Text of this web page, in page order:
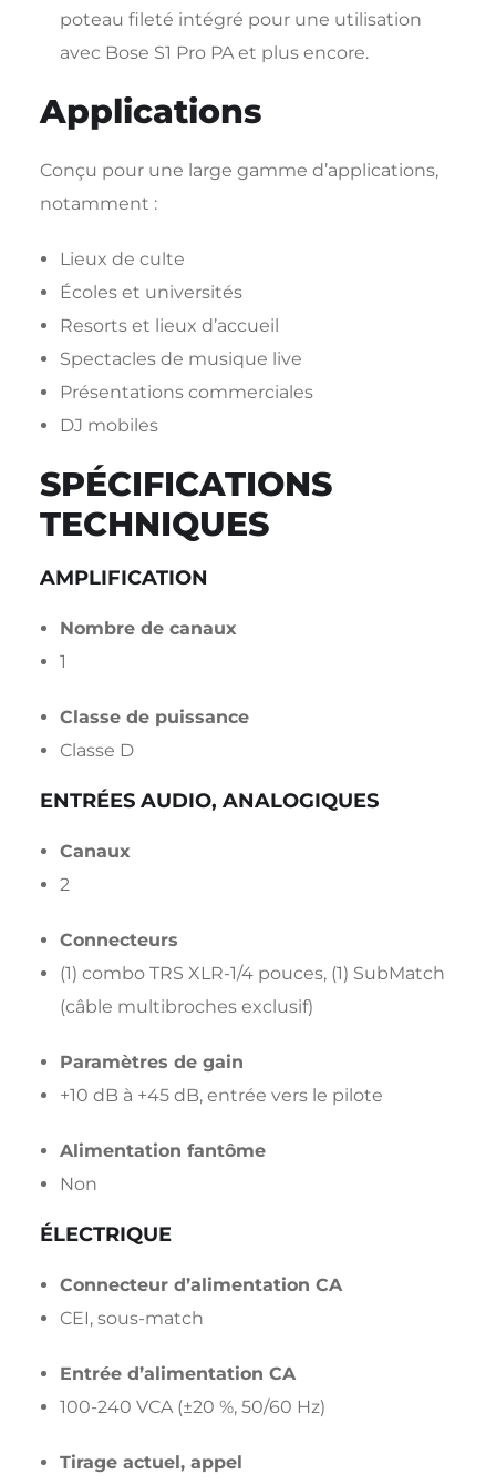
poteau fileté intégré pour une utilisation
avec Bose S1 Pro PA et plus encore.
Applications
Conçu pour une large gamme d’applications,
notamment :
Lieux de culte
Écoles et universités
Resorts et lieux d’accueil
Spectacles de musique live
Présentations commerciales
DJ mobiles
SPÉCIFICATIONS
TECHNIQUES
AMPLIFICATION
Nombre de canaux
1
Classe de puissance
Classe D
ENTRÉES AUDIO, ANALOGIQUES
Canaux
2
Connecteurs
(1) combo TRS XLR-1/4 pouces, (1) SubMatch
(câble multibroches exclusif)
Paramètres de gain
+10 dB à +45 dB, entrée vers le pilote
Alimentation fantôme
Non
ÉLECTRIQUE
Connecteur d’alimentation CA
CEI, sous-match
Entrée d’alimentation CA
100-240 VCA (±20 %, 50/60 Hz)
Tirage actuel, appel